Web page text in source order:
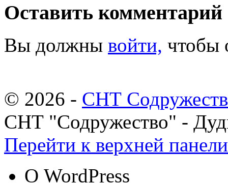
Оставить комментарий
Вы должны войти, чтобы
© 2026 - СНТ
СНТ "Содружество" -
Перейти к верхней панели
О WordPress